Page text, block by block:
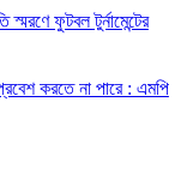
স্মরণে ফুটবল টুর্নামেন্টের
করতে না পারে : এমপি